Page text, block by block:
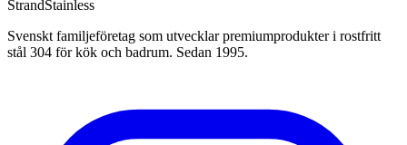
StrandStainless
Svenskt familjeföretag som utvecklar premiumprodukter i rostfritt
stål 304 för kök och badrum. Sedan 1995.